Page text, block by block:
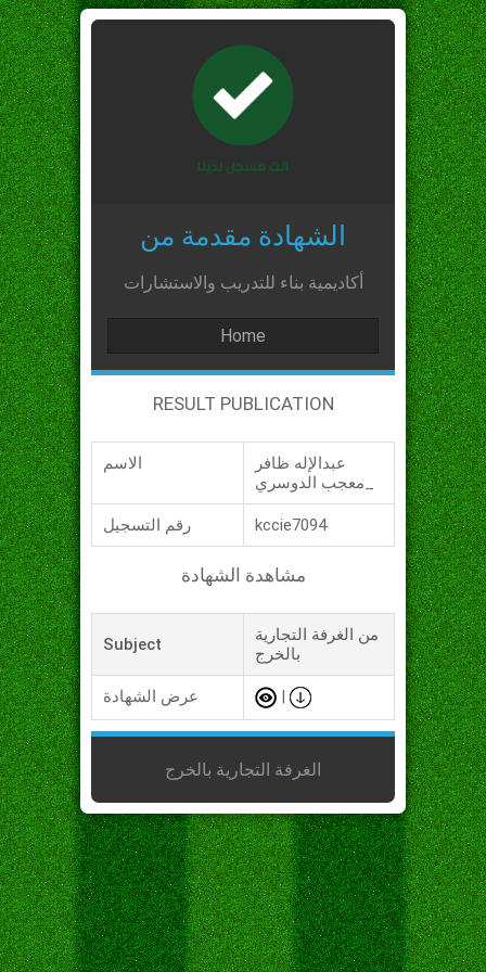
الشهادة مقدمة من
أكاديمية بناء للتدريب والاستشارات
Home
RESULT PUBLICATION
الاسم
عبدالإله ظافر
رقم التسجيل kccie7094
مشاهدة الشهادة
Subject
من الغرفة التجارية
بالخرج
عرض الشهادة
الغرفة التجارية بالخرج